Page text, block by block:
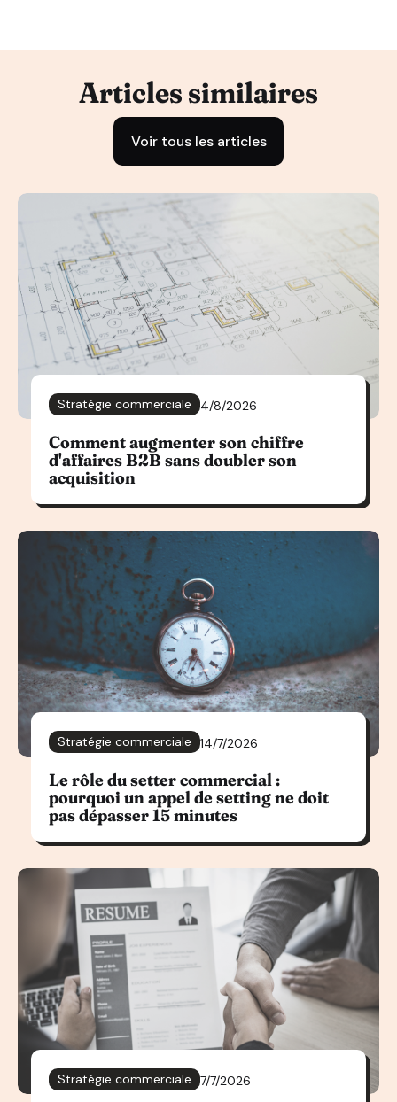
Articles similaires
Voir tous les articles
Stratégie commerciale 4/8/2026
Comment augmenter son chiffre
d'affaires B2B sans doubler son
acquisition
Stratégie commerciale 14/7/2026
Le rôle du setter commercial :
pourquoi un appel de setting ne doit
pas dépasser 15 minutes
Stratégie commerciale 7/7/2026